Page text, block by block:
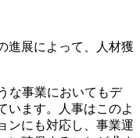
進展によって、人材獲
な事業においてもデ
います。人事はこのよ
ンにも対応し、事業運